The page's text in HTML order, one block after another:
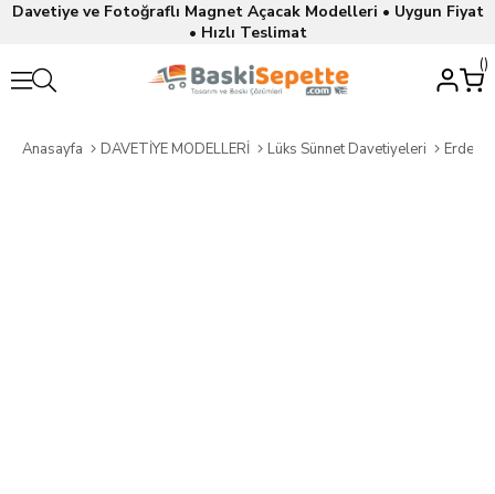
Davetiye ve Fotoğraflı Magnet Açacak Modelleri • Uygun Fiyat
• Hızlı Teslimat
Anasayfa DAVETİYE MODELLERİ Lüks Sünnet Davetiyeleri Erdem